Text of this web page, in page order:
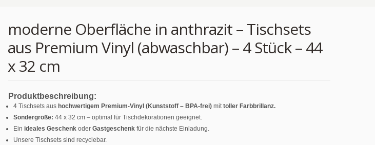
moderne Oberfläche in anthrazit – Tischsets
aus Premium Vinyl (abwaschbar) – 4 Stück – 44
x 32 cm
Produktbeschreibung:
4 Tischsets aus hochwertigem Premium-Vinyl (Kunststoff – BPA-frei) mittoller Farbbrillanz.
Sondergröße: 44 x 32 cm – optimal für Tischdekorationen geeignet.
Ein ideales Geschenk oder Gastgeschenk für die nächste Einladung.
Unsere Tischsets sind recyclebar.